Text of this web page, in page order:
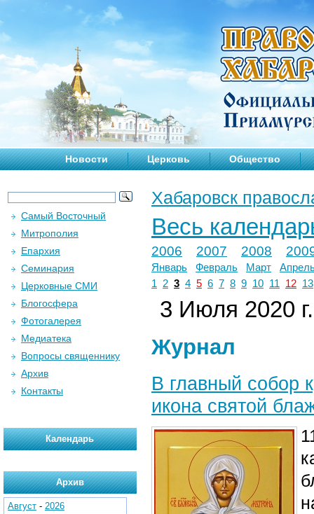
Новости Церковь Общество
Хабаровск
Весь
2006 2007 2008
Январь Февраль Март
1
2 3 4 5 6 7 8 9 10 11 12 13
3 Июля 2020 г.
Журнал
В главный собор
икона святой
Самый Восточный
Митрополия
Епархия
Семинария
Церковные СМИ
Блогосфера
Фотогалерея
Медиатека
Вопросы священнику
Архив
Контакты
Календарь
Архив
Август - 2026